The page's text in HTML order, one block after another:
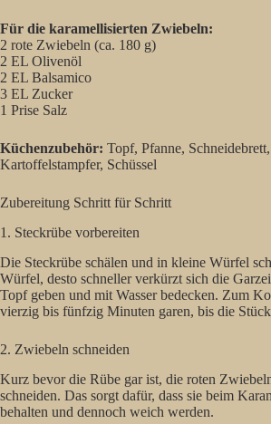
Für die karamellisierten Zwiebeln:
2 rote Zwiebeln (ca. 180 g)
2 EL Olivenöl
2 EL Balsamico
3 EL Zucker
1 Prise Salz
Küchenzubehör: Topf, Pfanne,
Kartoffelstampfer, Schüssel
Zubereitung Schritt für Schritt
1. Steckrübe vorbereiten
Die Steckrübe schälen und in kleine Würfel
Würfel, desto schneller verkürzt sich die
Topf geben und mit Wasser bedecken. Zum
vierzig bis fünfzig Minuten garen, bis die
2. Zwiebeln schneiden
Kurz bevor die Rübe gar ist, die roten
schneiden. Das sorgt dafür, dass sie beim
behalten und dennoch weich werden.